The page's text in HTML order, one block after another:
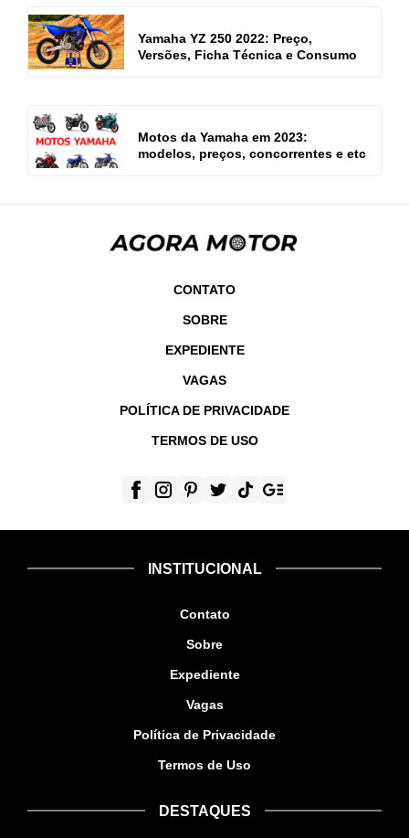
Yamaha YZ 250 2022: Preço,
Versões, Ficha Técnica e Consumo
Motos da Yamaha em 2023:
modelos, preços, concorrentes e etc
CONTATO
SOBRE
EXPEDIENTE
VAGAS
POLÍTICA DE PRIVACIDADE
TERMOS DE USO
INSTITUCIONAL
Contato
Sobre
Expediente
Vagas
Política de Privacidade
Termos de Uso
DESTAQUES